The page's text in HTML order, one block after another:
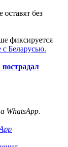
без
фиксируется
с Беларусью.
WhatsApp.